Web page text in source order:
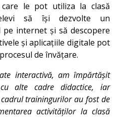
le pot utiliza la clasă
să își dezvolte un
internet și să descopere
și aplicațiile digitale pot
de învățare.
interactivă, am împărtășit
alte cadre didactice, iar
trainingurilor au fost de
activităților la clasă